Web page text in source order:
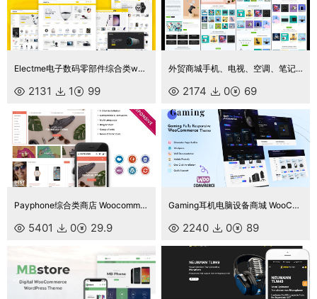
Electme电子数码零部件综合类wordpress主题商城外贸跨境电商源码
2131 1 99
外贸商城手机、电视、空调、笔记本电脑、家用电器小工具电子商店 Elementor WooCommerce 主题
2174 0 69
Payphone综合类商店 Woocommerce响应式主题Wordpress主题
5401 0 29.9
Gaming耳机电脑设备商城 WooCommerce 主题
2240 0 89